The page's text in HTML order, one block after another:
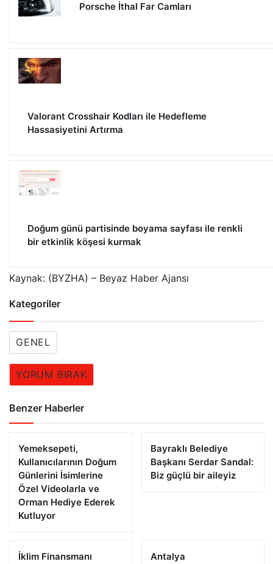
Porsche İthal Far Camları
Valorant Crosshair Kodları ile Hedefleme
Hassasiyetini Artırma
Doğum günü partisinde boyama sayfası ile renkli
bir etkinlik köşesi kurmak
Kaynak: (BYZHA) – Beyaz Haber Ajansı
Kategoriler
GENEL
YORUM BIRAK
Benzer Haberler
Yemeksepeti,
Kullanıcılarının Doğum
Günlerini İsimlerine
Özel Videolarla ve
Orman Hediye Ederek
Kutluyor
Bayraklı Belediye
Başkanı Serdar Sandal:
Biz güçlü bir aileyiz
İklim Finansmanı Antalya